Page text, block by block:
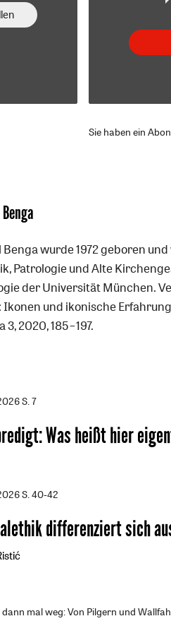
Sie haben ein
Benga wurde 1972 geboren
Patrologie und Alte
der Universität München.
Ikonen und ikonische
3, 2020, 185−197.
S. 7
:Was heißt hier
S. 40-42
differenziert sich
dann mal weg: Von Pilgern und